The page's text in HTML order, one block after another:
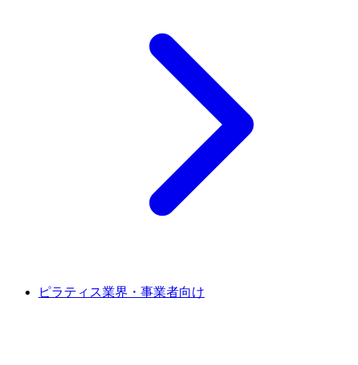
ピラティス業界・事業者向け